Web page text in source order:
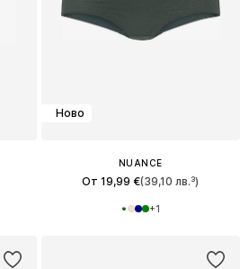
Ново
NUANCE
От 19,99 €(39,10 лв.³)
+1